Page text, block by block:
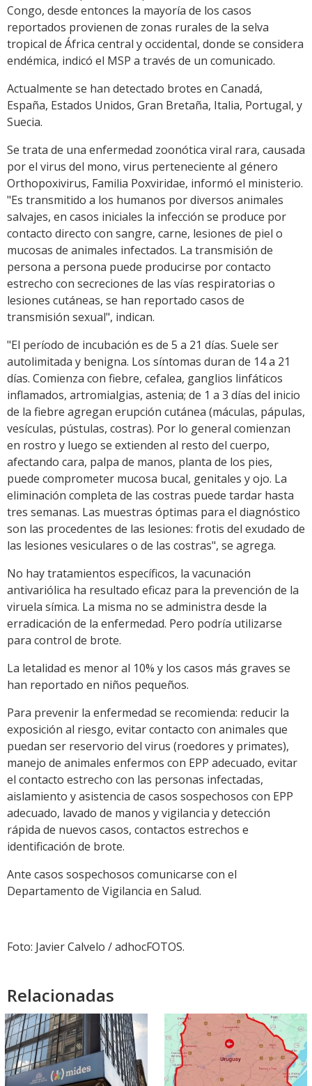
Congo, desde entonces la mayoría de los casos
reportados provienen de zonas rurales de la selva
tropical de África central y occidental, donde se considera
endémica, indicó el MSP a través de un comunicado.
Actualmente se han detectado brotes en Canadá,
España, Estados Unidos, Gran Bretaña, Italia, Portugal, y
Suecia.
Se trata de una enfermedad zoonótica viral rara, causada
por el virus del mono, virus perteneciente al género
Orthopoxivirus, Familia Poxviridae, informó el ministerio.
"Es transmitido a los humanos por diversos animales
salvajes, en casos iniciales la infección se produce por
contacto directo con sangre, carne, lesiones de piel o
mucosas de animales infectados. La transmisión de
persona a persona puede producirse por contacto
estrecho con secreciones de las vías respiratorias o
lesiones cutáneas, se han reportado casos de
transmisión sexual", indican.
"El período de incubación es de 5 a 21 días. Suele ser
autolimitada y benigna. Los síntomas duran de 14 a 21
días. Comienza con fiebre, cefalea, ganglios linfáticos
inflamados, artromialgias, astenia; de 1 a 3 días del inicio
de la fiebre agregan erupción cutánea (máculas, pápulas,
vesículas, pústulas, costras). Por lo general comienzan
en rostro y luego se extienden al resto del cuerpo,
afectando cara, palpa de manos, planta de los pies,
puede comprometer mucosa bucal, genitales y ojo. La
eliminación completa de las costras puede tardar hasta
tres semanas. Las muestras óptimas para el diagnóstico
son las procedentes de las lesiones: frotis del exudado de
las lesiones vesiculares o de las costras", se agrega.
No hay tratamientos específicos, la vacunación
antivariólica ha resultado eficaz para la prevención de la
viruela símica. La misma no se administra desde la
erradicación de la enfermedad. Pero podría utilizarse
para control de brote.
La letalidad es menor al 10% y los casos más graves se
han reportado en niños pequeños.
Para prevenir la enfermedad se recomienda: reducir la
exposición al riesgo, evitar contacto con animales que
puedan ser reservorio del virus (roedores y primates),
manejo de animales enfermos con EPP adecuado, evitar
el contacto estrecho con las personas infectadas,
aislamiento y asistencia de casos sospechosos con EPP
adecuado, lavado de manos y vigilancia y detección
rápida de nuevos casos, contactos estrechos e
identificación de brote.
Ante casos sospechosos comunicarse con el
Departamento de Vigilancia en Salud.
Foto: Javier Calvelo / adhocFOTOS.
Relacionadas